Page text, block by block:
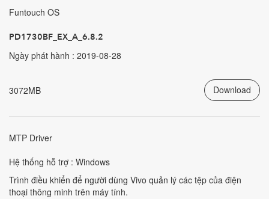
Funtouch OS
PD1730BF_EX_A_6.8.2
Ngày phát hành : 2019-08-28
3072MB Download
MTP Driver
Hệ thống hỗ trợ : Windows
Trình điều khiển để người dùng Vivo quản lý các tệp của điện
thoại thông minh trên máy tính.